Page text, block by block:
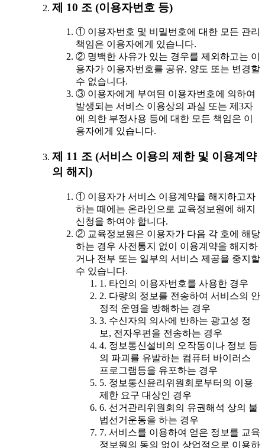
제 10 조 (이용자번호 등)
① 이용자번호 및 비밀번호에 대한 모든 관리
책임은 이용자에게 있습니다.
② 명백한 사유가 있는 경우를 제외하고는 이
용자가 이용자번호를 공유, 양도 또는 변경할
수 없습니다.
③ 이용자에게 부여된 이용자번호에 의하여
발생되는 서비스 이용상의 과실 또는 제3자
에 의한 부정사용 등에 대한 모든 책임은 이
용자에게 있습니다.
제 11 조 (서비스 이용의 제한 및 이용계약
의 해지)
① 이용자가 서비스 이용계약을 해지하고자
하는 때에는 온라인으로 교육정보원에 해지
신청을 하여야 합니다.
② 교육정보원은 이용자가 다음 각 호에 해당
하는 경우 사전통지 없이 이용계약을 해지하
거나 전부 또는 일부의 서비스 제공을 중지할
수 있습니다.
1. 타인의 이용자번호를 사용한 경우
2. 다량의 정보를 전송하여 서비스의 안
정적 운영을 방해하는 경우
3. 수신자의 의사에 반하는 광고성 정
보, 전자우편을 전송하는 경우
4. 정보통신설비의 오작동이나 정보 등
의 파괴를 유발하는 컴퓨터 바이러스
프로그램등을 유포하는 경우
5. 정보통신윤리위원회로부터의 이용
제한 요구 대상인 경우
6. 선거관리위원회의 유권해석 상의 불
법선거운동을 하는 경우
7. 서비스를 이용하여 얻은 정보를 교육
정보원의 동의 없이 상업적으로 이용하